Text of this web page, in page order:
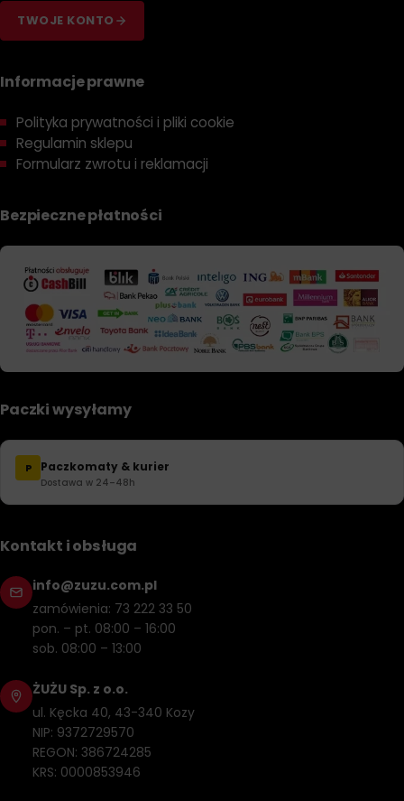
TWOJE KONTO
Informacje prawne
Polityka prywatności i pliki cookie
Regulamin sklepu
Formularz zwrotu i reklamacji
Bezpieczne płatności
Paczki wysyłamy
P Paczkomaty & kurier
Dostawa w 24–48h
Kontakt i obsługa
info@zuzu.com.pl
zamówienia: 73 222 33 50
pon. – pt. 08:00 – 16:00
sob. 08:00 – 13:00
ŻUŻU Sp. z o.o.
ul. Kęcka 40, 43-340 Kozy
NIP: 9372729570
REGON: 386724285
KRS: 0000853946